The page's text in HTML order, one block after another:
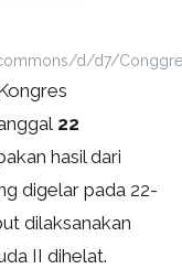
d/d7/
22
hasil dari
digelar pada 22-
dilaksanakan
II dihelat.